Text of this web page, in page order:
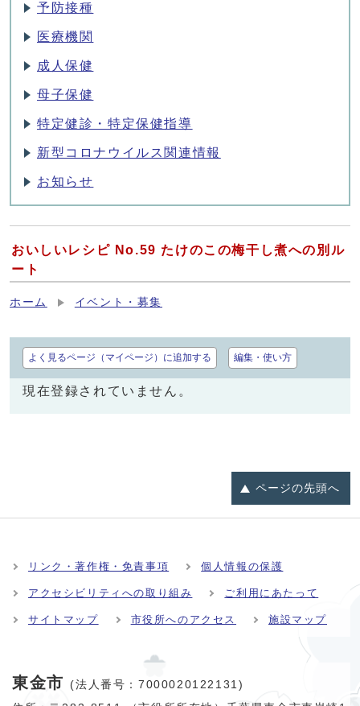
予防接種
医療機関
成人保健
母子保健
特定健診・特定保健指導
新型コロナウイルス関連情報
お知らせ
おいしいレシピ No.59 たけのこの梅干し煮への別ル
ート
ホーム イベント・募集
よく見るページ（マイページ）に追加する 編集・使い方
現在登録されていません。
ページの先頭へ
リンク・著作権・免責事項 個人情報の保護
アクセシビリティへの取り組み ご利用にあたって
サイトマップ 市役所へのアクセス 施設マップ
東金市
(法人番号：7000020122131)